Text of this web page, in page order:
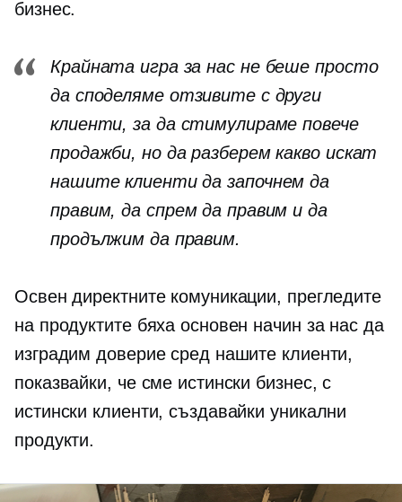
бизнес.
Крайната игра за нас не беше просто
да споделяме отзивите с други
клиенти, за да стимулираме повече
продажби, но да разберем какво искат
нашите клиенти да започнем да
правим, да спрем да правим и да
продължим да правим.
Освен директните комуникации, прегледите
на продуктите бяха основен начин за нас да
изградим доверие сред нашите клиенти,
показвайки, че сме истински бизнес, с
истински клиенти, създавайки уникални
продукти.